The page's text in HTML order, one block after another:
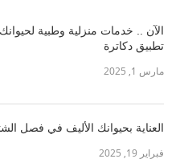
الآن .. خدمات منزلية وطبية
تطبيق دكاترة
مارس 1, 2025
العناية بحيوانك الأليف في فصل
فبراير 19, 2025